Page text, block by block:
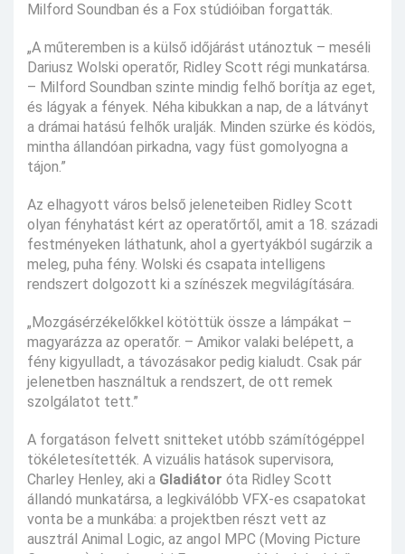
Milford Soundban és a Fox stúdióiban forgatták.
„A műteremben is a külső időjárást utánoztuk – meséli
Dariusz Wolski operatőr, Ridley Scott régi munkatársa.
– Milford Soundban szinte mindig felhő borítja az eget,
és lágyak a fények. Néha kibukkan a nap, de a látványt
a drámai hatású felhők uralják. Minden szürke és ködös,
mintha állandóan pirkadna, vagy füst gomolyogna a
tájon.”
Az elhagyott város belső jeleneteiben Ridley Scott
olyan fényhatást kért az operatőrtől, amit a 18. századi
festményeken láthatunk, ahol a gyertyákból sugárzik a
meleg, puha fény. Wolski és csapata intelligens
rendszert dolgozott ki a színészek megvilágítására.
„Mozgásérzékelőkkel kötöttük össze a lámpákat –
magyarázza az operatőr. – Amikor valaki belépett, a
fény kigyulladt, a távozásakor pedig kialudt. Csak pár
jelenetben használtuk a rendszert, de ott remek
szolgálatot tett.”
A forgatáson felvett snitteket utóbb számítógéppel
tökéletesítették. A vizuális hatások supervisora,
Charley Henley, aki a Gladiátor óta Ridley Scott
állandó munkatársa, a legkiválóbb VFX-es csapatokat
vonta be a munkába: a projektben részt vett az
ausztrál Animal Logic, az angol MPC (Moving Picture